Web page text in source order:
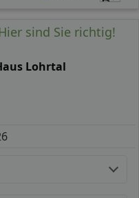
sind Sie richtig!
Lohrtal